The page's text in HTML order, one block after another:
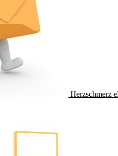
Herzschmerz